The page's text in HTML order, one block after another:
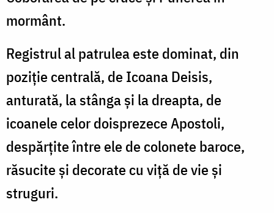
mormânt.
Registrul al patrulea este dominat, din
poziție centrală, de Icoana Deisis,
anturată, la stânga și la dreapta, de
icoanele celor doisprezece Apostoli,
despărțite între ele de colonete baroce,
răsucite și decorate cu viță de vie și
struguri.